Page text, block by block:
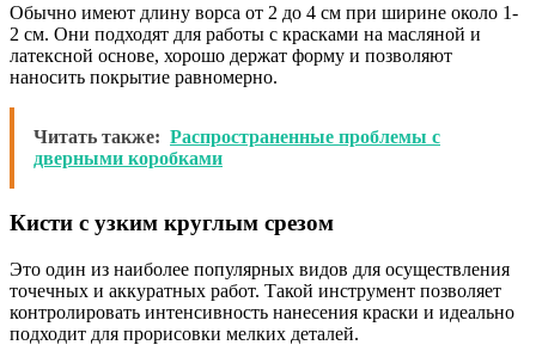
Обычно имеют длину ворса от 2 до 4 см при ширине около 1-
2 см. Они подходят для работы с красками на масляной и
латексной основе, хорошо держат форму и позволяют
наносить покрытие равномерно.
Читать также: Распространенные проблемы с
дверными коробками
Кисти с узким круглым срезом
Это один из наиболее популярных видов для осуществления
точечных и аккуратных работ. Такой инструмент позволяет
контролировать интенсивность нанесения краски и идеально
подходит для прорисовки мелких деталей.